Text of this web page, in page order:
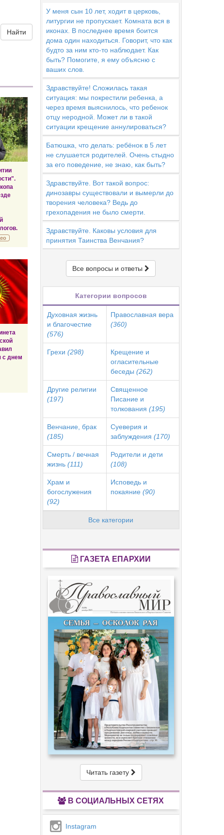
Найти
с днем
У меня сын 10 лет, ходит в церковь,
литургии не пропускает. Комната вся в
иконах. В последнее время боится
дома один находиться. Говорит, что как
будто за ним кто-то наблюдает. Как
быть? Помогите, я ему объясню с
ваших слов.
Здравствуйте! Сложилась такая
ситуация: мы покрестили ребенка, а
через время выяснилось, что ребенок
отцу неродной. Может ли в такой
ситуации крещение аннулироваться?
Батюшка, что делать: ребёнок в 5 лет
не слушается родителей. Очень стыдно
за его поведение, не знаю, как быть?
Здравствуйте. Вот такой вопрос:
динозавры существовали и вымерли до
творения человека? Ведь до
грехопадения не было смерти.
Здравствуйте. Каковы условия для
принятия Таинства Венчания?
Все вопросы и ответы
Категории вопросов
Духовная жизнь
и благочестие
(576)
Православная вера
(360)
Грехи (298)
Крещение и
огласительные
беседы (262)
Другие религии
(197)
Священное
Писание и
толкования (195)
Венчание, брак
(185)
Суеверия и
заблуждения (170)
Смерть / вечная
жизнь (111)
Родители и дети
(108)
Храм и
богослужения
(92)
Исповедь и
покаяние (90)
Все категории
ГАЗЕТА ЕПАРХИИ
Читать газету
В СОЦИАЛЬНЫХ СЕТЯХ
Instagram